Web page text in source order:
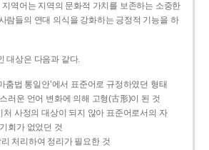
역어는 지역의 문화적 가치를 보존하는 소중한
람들의 연대 의식을 강화하는 긍정적 기능을 하
대상은 다음과 같다.
춤법 통일안’에서 표준어로 규정하였던 형태
러운 언어 변화에 의해 고형(古形)이 된 것
처 사정의 대상이 되지 않아 표준어로서의 자
회가 없었던 것
처리하여 정리가 필요한 것